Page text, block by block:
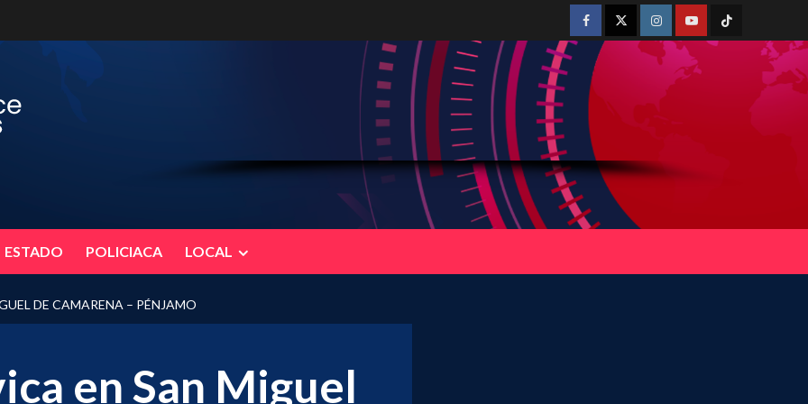
FacebookTwitterInstagramYoutubeTiktok
ESTADO POLICIACA LOCAL
DE CAMARENA – PÉNJAMO
en San Miguel